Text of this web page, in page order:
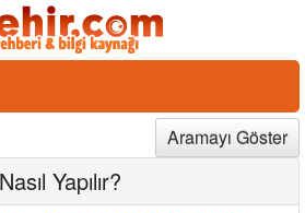
Aramayı Göster
Yapılır?